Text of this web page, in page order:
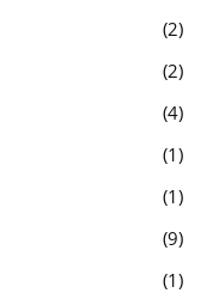
2
2
4
1
1
9
1